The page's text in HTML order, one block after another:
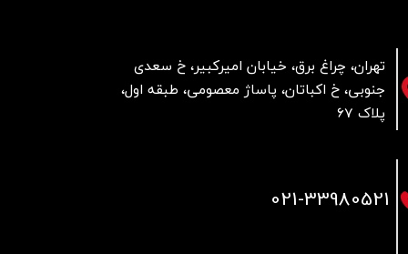
تهران، چراغ برق، خیابان امیرکبیر، خ سعدی
جنوبی، خ اکباتان، پاساژ معصومی، طبقه اول،
پلاک 67
021-33980521